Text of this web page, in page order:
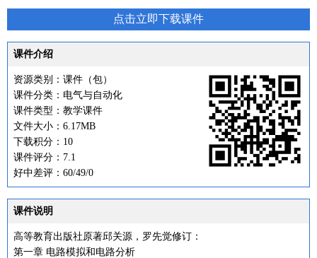
点击立即下载课件
课件介绍
资源类别：课件（包）
课件分类：电气与自动化
课件类型：教学课件
文件大小：6.17MB
下载积分：10
课件评分：7.1
好中差评：60/49/0
课件说明
高等教育出版社原著邱关源，罗先觉修订：
第一章 电路模拟和电路分析